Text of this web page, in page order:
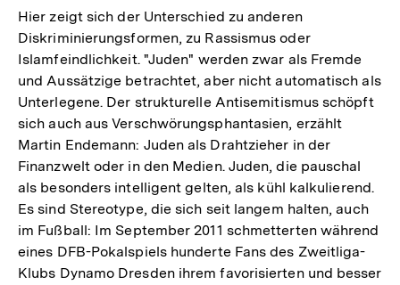
Hier zeigt sich der Unterschied zu anderen
Diskriminierungsformen, zu Rassismus oder
Islamfeindlichkeit. "Juden" werden zwar als Fremde
und Aussätzige betrachtet, aber nicht automatisch als
Unterlegene. Der strukturelle Antisemitismus schöpft
sich auch aus Verschwörungsphantasien, erzählt
Martin Endemann: Juden als Drahtzieher in der
Finanzwelt oder in den Medien. Juden, die pauschal
als besonders intelligent gelten, als kühl kalkulierend.
Es sind Stereotype, die sich seit langem halten, auch
im Fußball: Im September 2011 schmetterten während
eines DFB-Pokalspiels hunderte Fans des Zweitliga-
Klubs Dynamo Dresden ihrem favorisierten und besser